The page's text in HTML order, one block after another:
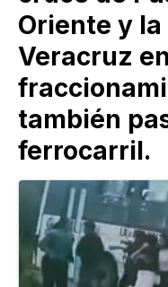
Oriente y
Veracruz
también
ferrocarril.